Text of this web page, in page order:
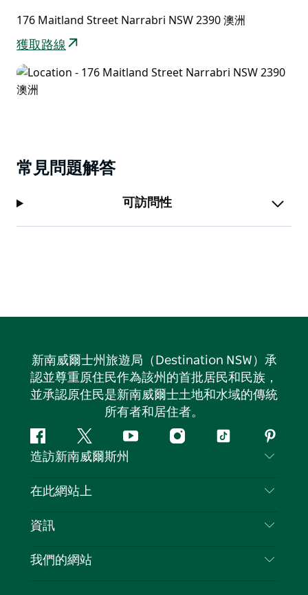
176 Maitland Street Narrabri NSW 2390 澳洲
獲取路線
常見問題解答
可訪問性
新南威爾士州旅遊局（Destination NSW）承
認並尊重原住民作為該州的首批居民和民族，
並承認原住民是新南威爾士土地和水域的傳統
所有者和居住者。
Facebook嘰
嘰
喳
Youtube Instagram
抖
造訪新南威爾斯州
聯絡我們
隱私
Cookie 通知
在此網站上
目的地
新南威爾士州公路旅行
資訊
旅行資訊
我們的網站